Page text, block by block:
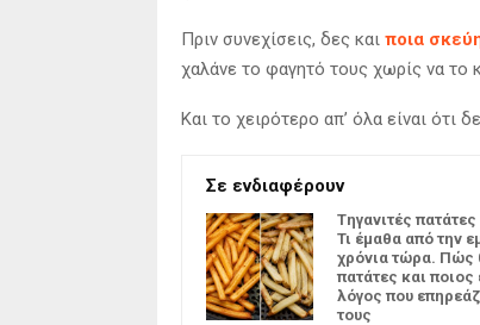
Πριν συνεχίσεις, δες και ποια
χαλάνε το φαγητό τους χωρίς να το
Και το χειρότερο απ’ όλα είναι ότι
Σε ενδιαφέρουν
Tηγανιτές
Τι έμαθα από την
χρόνια τώρα. Πώς
πατάτες και ποιος
λόγος που
τους